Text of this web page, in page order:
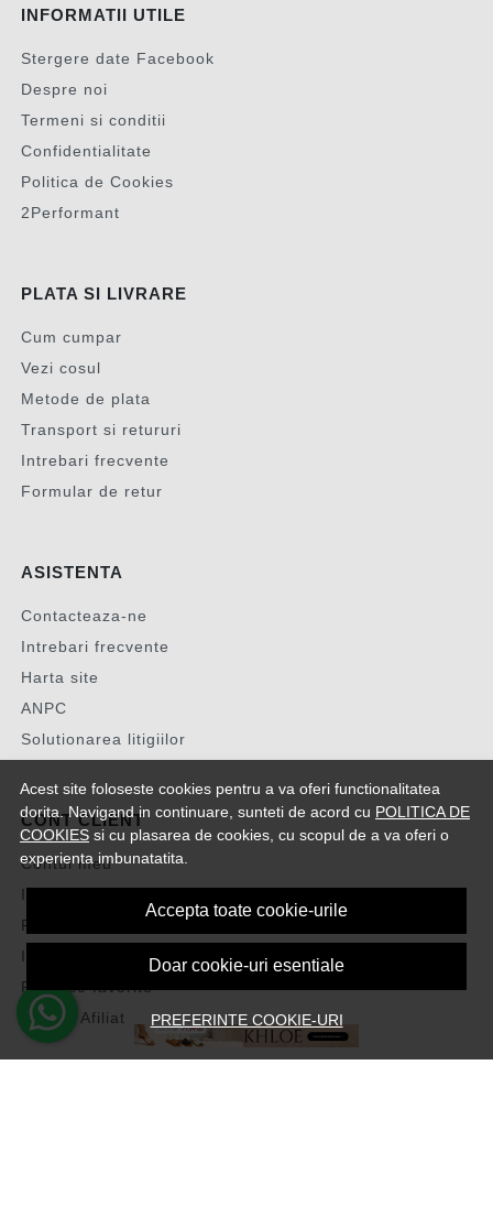
Acest site foloseste cookies pentru a va oferi functionalitatea
dorita. Navigand in continuare, sunteti de acord cu POLITICA DE
COOKIES si cu plasarea de cookies, cu scopul de a va oferi o
experienta imbunatatita.
Accepta toate cookie-urile
Doar cookie-uri esentiale
PREFERINTE COOKIE-URI
INFORMATII UTILE
Stergere date Facebook
Despre noi
Termeni si conditii
Confidentialitate
Politica de Cookies
2Performant
PLATA SI LIVRARE
Cum cumpar
Vezi cosul
Metode de plata
Transport si retururi
Intrebari frecvente
Formular de retur
ASISTENTA
Contacteaza-ne
Intrebari frecvente
Harta site
ANPC
Solutionarea litigiilor
CONT CLIENT
Contul meu
Inregistrare
Recuperare parola
Istoric comenzi
Produse favorite
Devino Afiliat